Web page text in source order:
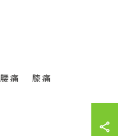
腰痛
膝痛